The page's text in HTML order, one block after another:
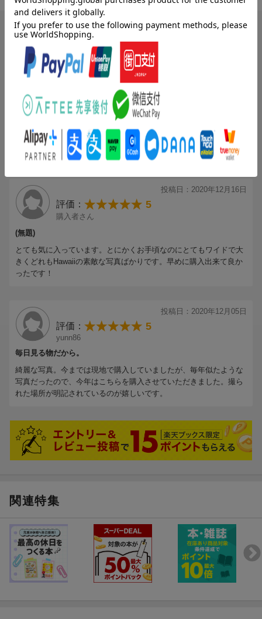
ブックスのレビュー（3件）
評価： 5
我が家の定番
毎年買っていますが、何年も行けてないハワイを楽しんでいます。
特に、今年はコロナ禍で旅行そのものが行けていないのでなおさら
です。終わった後も、好きな景色を飾って楽しめるところがいいで
すね。さあ、来年は行けるかな。もっと見る
投稿日：2020年12月16日
評価： 5
購入者さん
(無題)
とても気に入っています。とにかくお手頃なのにとてもワイドで大
きくどれもHawaiiの素敵な写真ばかりです。早めに購入出来て良か
ったです！
投稿日：2020年12月05日
評価： 5
yunn86
毎日見る物だから。
綺麗な写真。今までは現地で購入していましたが、毎年似たような
写真だったので、今年はこちらを購入させていただきました。撮ら
れた場所が明記されているのが嬉しいです。
関連特集